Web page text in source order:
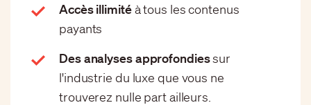
Accès illimitéà tous les contenus
payants
Des analyses approfondiessur
l'industrie du luxe que vous ne
trouverez nulle part ailleurs.